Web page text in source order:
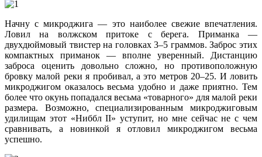
Начну с микроджига — это наиболее свежие впечатления.
Ловил на волжском притоке с берега. Приманка —
двухдюймовый твистер на головках 3–5 граммов. Заброс этих
компактных приманок — вполне уверенный. Дистанцию
заброса оценить довольно сложно, но противоположную
бровку малой реки я пробивал, а это метров 20–25. И ловить
микроджигом оказалось весьма удобно и даже приятно. Тем
более что окунь попадался весьма «товарного» для малой реки
размера. Возможно, специализированным микроджиговым
удилищам этот «Ниббл II» уступит, но мне сейчас не с чем
сравнивать, а новинкой я отловил микроджигом весьма
успешно.